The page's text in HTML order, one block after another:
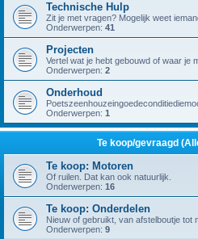
Technische Hulp
Zit je met vragen? Mogelijk weet
Onderwerpen: 41
Projecten
Vertel wat je hebt gebouwd of waar je
Onderwerpen: 2
Onderhoud
Onderwerpen: 1
Te koop/gevraagd
Te koop: Motoren
Of ruilen. Dat kan ook natuurlijk.
Onderwerpen: 16
Te koop: Onderdelen
Nieuw of gebruikt, van afstelboutje tot
Onderwerpen: 9